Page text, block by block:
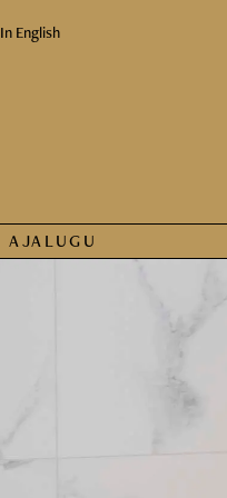
In English
AJALUGU